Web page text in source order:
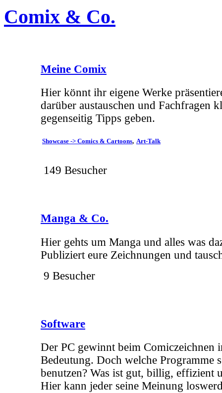
Comix & Co.
Meine Comix
Hier könnt ihr eigene Werke
darüber austauschen und Fachfragen
gegenseitig Tipps geben.
Showcase -> Comics & Cartoons Art-Talk
149 Besucher
Manga & Co.
Hier gehts um Manga und alles was
Publiziert eure Zeichnungen und
9 Besucher
Software
Der PC gewinnt beim Comiczeichnen
Bedeutung. Doch welche Programme
benutzen? Was ist gut, billig, effizient
Hier kann jeder seine Meinung